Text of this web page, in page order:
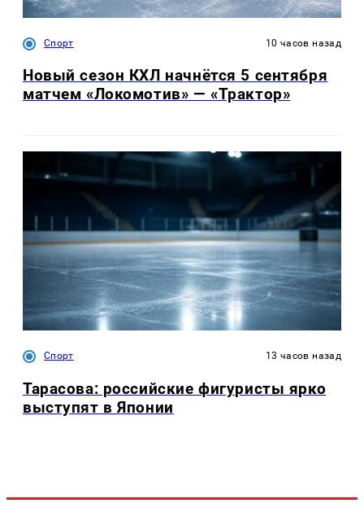
Спорт 10 часов назад
Новый сезон КХЛ начнётся 5 сентября
матчем «Локомотив» — «Трактор»
Спорт 13 часов назад
Тарасова: российские фигуристы ярко
выступят в Японии